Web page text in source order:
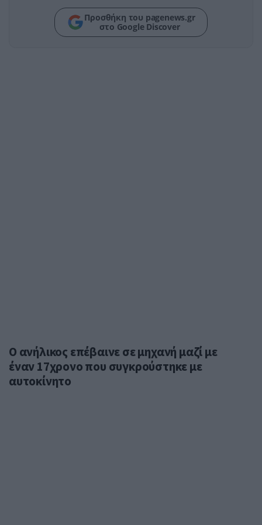
Προσθήκη του pagenews.gr
στο Google Discover
Ο ανήλικος επέβαινε σε μηχανή μαζί με
έναν 17χρονο που συγκρούστηκε με
αυτοκίνητο